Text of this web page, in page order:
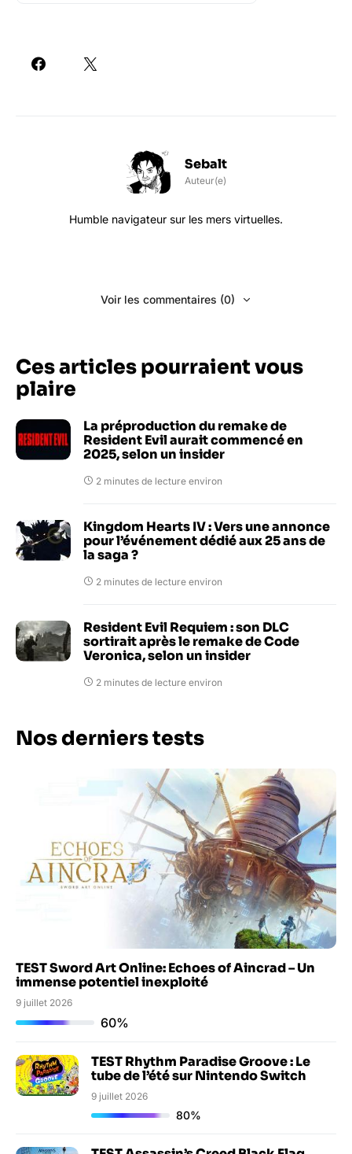
Sebalt
Auteur(e)
Humble navigateur sur les mers virtuelles.
Voir les commentaires (0)
Ces articles pourraient vous
plaire
La préproduction du remake de
Resident Evil aurait commencé en
2025, selon un insider
2 minutes de lecture environ
Kingdom Hearts IV : Vers une annonce
pour l’événement dédié aux 25 ans de
la saga ?
2 minutes de lecture environ
Resident Evil Requiem : son DLC
sortirait après le remake de Code
Veronica, selon un insider
2 minutes de lecture environ
Nos derniers tests
TEST Sword Art Online: Echoes of Aincrad – Un
immense potentiel inexploité
9 juillet 2026
60%
TEST Rhythm Paradise Groove : Le
tube de l’été sur Nintendo Switch
9 juillet 2026
80%